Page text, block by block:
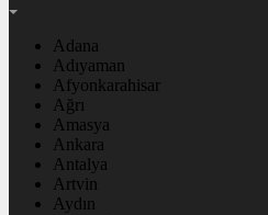
Adana
Adıyaman
Afyonkarahisar
Ağrı
Amasya
Ankara
Antalya
Artvin
Aydın